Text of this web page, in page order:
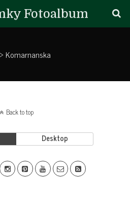
Fotoalbum
Komarnanska
Back to top
Desktop